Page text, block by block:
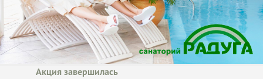
Акция завершилась